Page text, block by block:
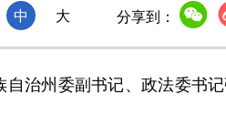
中 大 分享到：
治州委副书记、政法委书记